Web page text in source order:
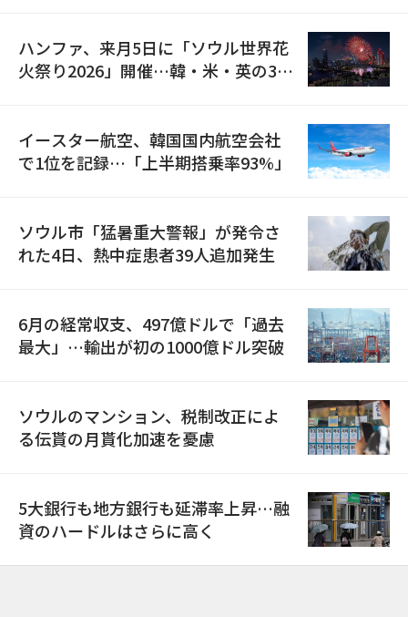
ハンファ、来月5日に「ソウル世界花
火祭り2026」開催…韓・米・英の3カ
イースター航空、韓国国内航空会社
で1位を記録…「上半期搭乗率93%」
ソウル市「猛暑重大警報」が発令さ
れた4日、熱中症患者39人追加発生
6月の経常収支、497億ドルで「過去
最大」…輸出が初の1000億ドル突破
ソウルのマンション、税制改正によ
る伝貰の月貰化加速を憂慮
5大銀行も地方銀行も延滞率上昇…融
資のハードルはさらに高く